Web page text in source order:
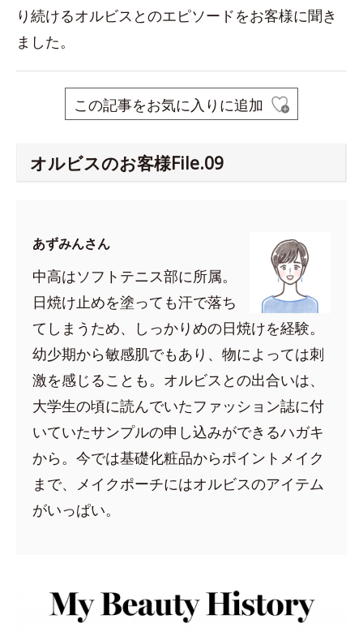
り続けるオルビスとのエピソードをお客様に聞き
ました。
この記事をお気に入りに追加
オルビスのお客様File.09
あずみんさん
中高はソフトテニス部に所属。
日焼け止めを塗っても汗で落ち
てしまうため、しっかりめの日焼けを経験。
幼少期から敏感肌でもあり、物によっては刺
激を感じることも。オルビスとの出合いは、
大学生の頃に読んでいたファッション誌に付
いていたサンプルの申し込みができるハガキ
から。今では基礎化粧品からポイントメイク
まで、メイクポーチにはオルビスのアイテム
がいっぱい。